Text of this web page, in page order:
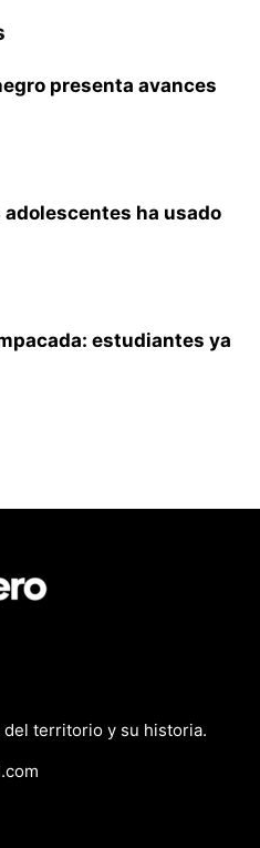
presenta avances
adolescentes ha usado
estudiantes ya
territorio y su historia.